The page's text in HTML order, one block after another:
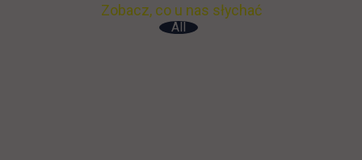
Zobacz, co u nas słychać
Filter network
All